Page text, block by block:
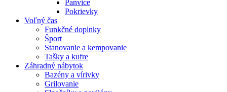
Panvice
Pokrievky
Voľný čas
Funkčné doplnky
Šport
Stanovanie a kempovanie
Tašky a kufre
Záhradný nábytok
Bazény a vírivky
Grilovanie